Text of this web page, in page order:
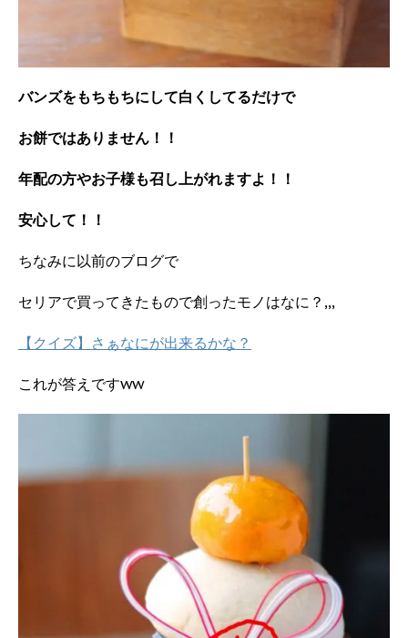
バンズをもちもちにして白くしてるだけで
お餅ではありません！！
年配の方やお子様も召し上がれますよ！！
安心して！！
ちなみに以前のブログで
セリアで買ってきたもので創ったモノはなに？,,,
【クイズ】さぁなにが出来るかな？
これが答えですww